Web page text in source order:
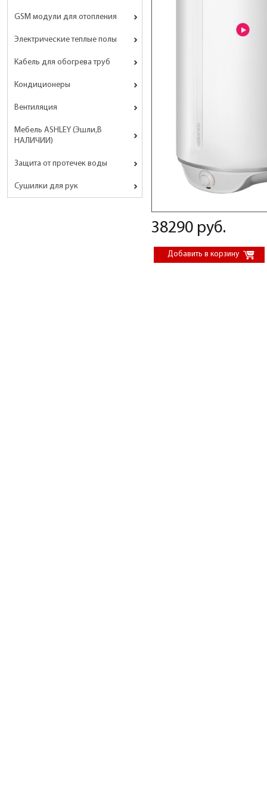
GSM модули для отопления
Электрические теплые полы
Кабель для обогрева труб
Кондиционеры
Вентиляция
Мебель ASHLEY (Эшли,В
НАЛИЧИИ)
Защита от протечек воды
Сушилки для рук
38290 руб.